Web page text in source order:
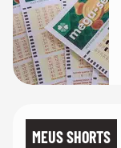
MEUS SHORTS